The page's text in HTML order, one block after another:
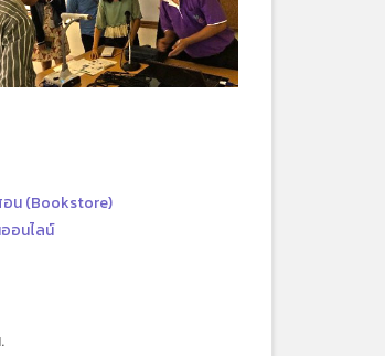
อน (Bookstore)
อนไลน์